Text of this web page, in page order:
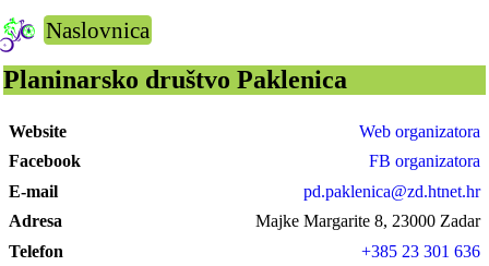
Naslovnica
Planinarsko društvo Paklenica
Website
Web organizatora
Facebook
FB organizatora
E-mail
pd.paklenica@zd.htnet.hr
Adresa
Majke Margarite 8, 23000 Zadar
Telefon
+385 23 301 636